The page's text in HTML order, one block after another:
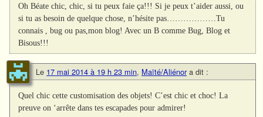
Oh Béate chic, chic, si tu peux faie ça!!! Si je peux t’aider aussi, ou
si tu as besoin de quelque chose, n’hésite pas………………Tu
connais , bug ou pas,mon blog! Avec un B comme Bug, Blog et
Bisous!!!
Le 17 mai 2014 à 19 h 23 min, Maïté/Aliénor a dit :
Quel chic cette customisation des objets! C’est chic et choc! La
preuve on ‘arrête dans tes escapades pour admirer!